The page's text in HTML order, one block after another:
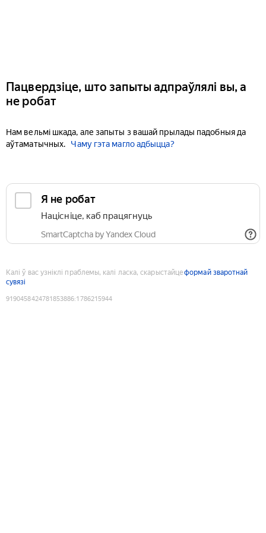
Пацвердзіце, што запыты адпраўлялі вы, а
не робат
Нам вельмі шкада, але запыты з вашай прылады падобныя да
аўтаматычных.
Чаму гэта магло адбыцца?
Я не робат
Націсніце, каб працягнуць
SmartCaptcha by Yandex Cloud
Калі ў вас узніклі праблемы, калі ласка, скарыстайцеформай зваротнай
сувязі
9190458424781853886:1786215944